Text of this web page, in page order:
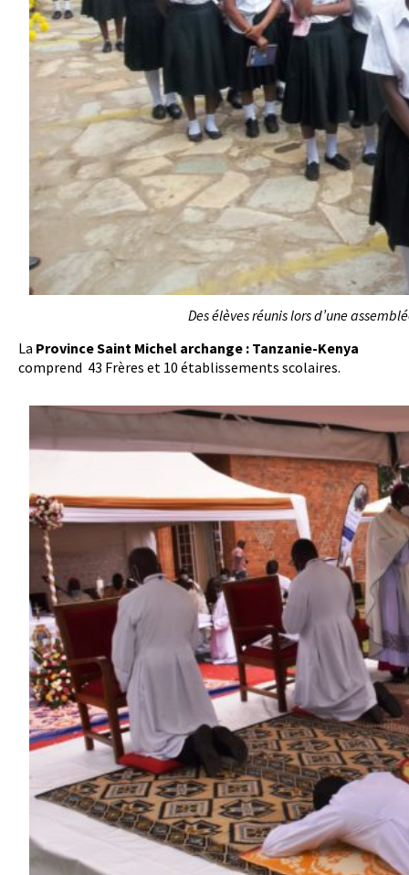
Des élèves réunis lors d’une
La Province Saint Michel archange : Tanzanie-Kenya
comprend 43 Frères et 10 établissements scolaires.